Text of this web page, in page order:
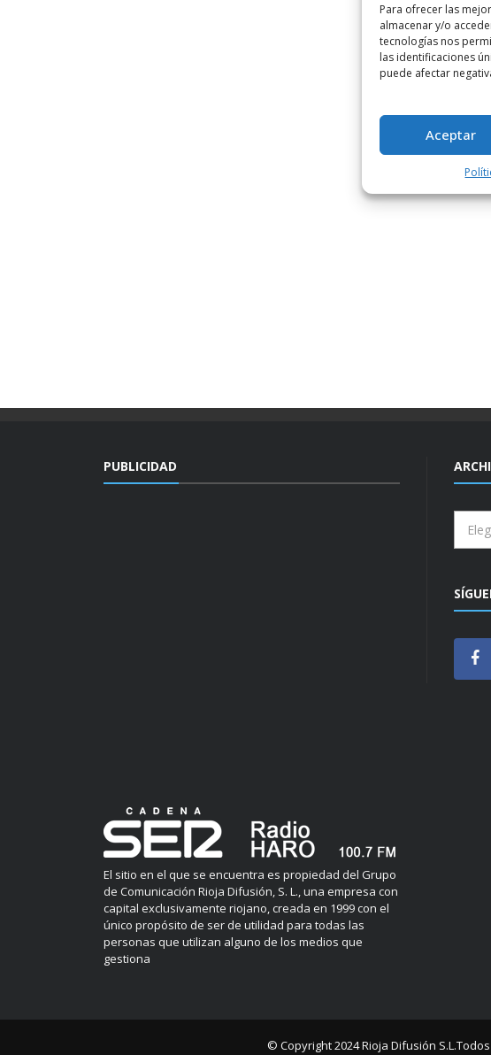
Para ofrecer las
almacenar y/o
tecnologías nos
las identificaciones
puede afectar
Aceptar
PUBLICIDAD
El sitio en el que se encuentra es propiedad del Grupo
de Comunicación Rioja Difusión, S. L., una empresa con
capital exclusivamente riojano, creada en 1999 con el
único propósito de ser de utilidad para todas las
personas que utilizan alguno de los medios que
gestiona
© Copyright 2024Rioja Difusión S.L.